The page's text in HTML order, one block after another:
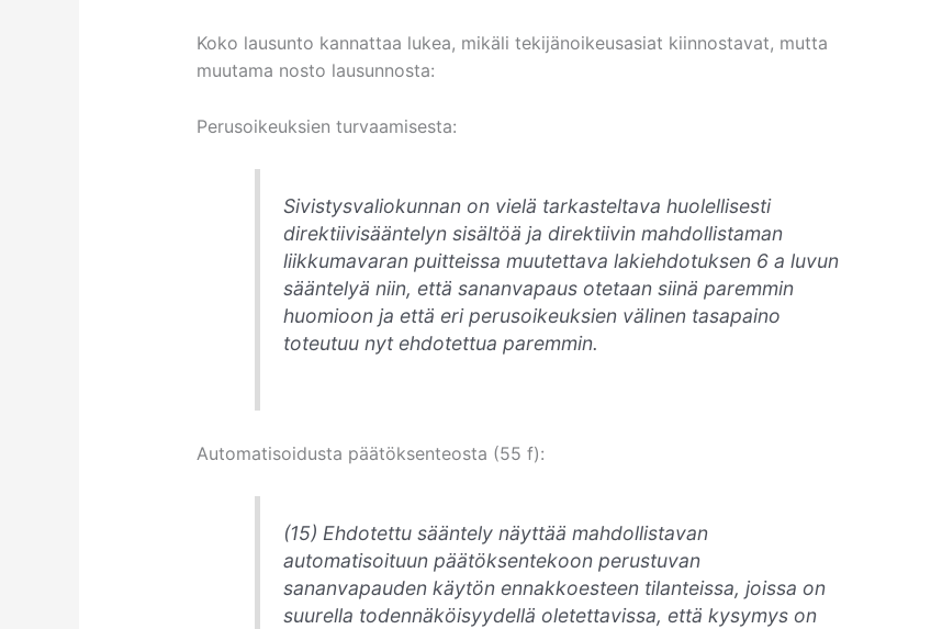
Koko lausunto kannattaa lukea, mikäli tekijänoikeusasiat kiinnostavat, mutta
muutama nosto lausunnosta:
Perusoikeuksien turvaamisesta:
Sivistysvaliokunnan on vielä tarkasteltava huolellisesti
direktiivisääntelyn sisältöä ja direktiivin mahdollistaman
liikkumavaran puitteissa muutettava lakiehdotuksen 6 a luvun
sääntelyä niin, että sananvapaus otetaan siinä paremmin
huomioon ja että eri perusoikeuksien välinen tasapaino
toteutuu nyt ehdotettua paremmin.
Automatisoidusta päätöksenteosta (55 f):
(15) Ehdotettu sääntely näyttää mahdollistavan
automatisoituun päätöksentekoon perustuvan
sananvapauden käytön ennakkoesteen tilanteissa, joissa on
suurella todennäköisyydellä oletettavissa, että kysymys on